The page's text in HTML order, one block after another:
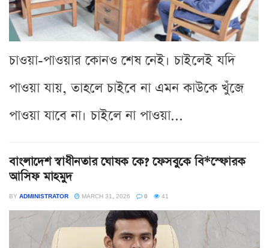
চাওয়া-পাওয়ার কোনও শেষ নেই। চাইলেই যদি
পাওয়া যায়, তাহলে চাইবে না এমন কাউকে খুঁজে
পাওয়া যাবে না। চাইলে না পাওয়া...
বাংলাদেশ স্বাধীনতার ঘোষক কে? ফেসবুকে বি*স্ফোরক
আসিফ মাহমুদ
BY ADMINISTRATOR MARCH 31, 2026 0 41